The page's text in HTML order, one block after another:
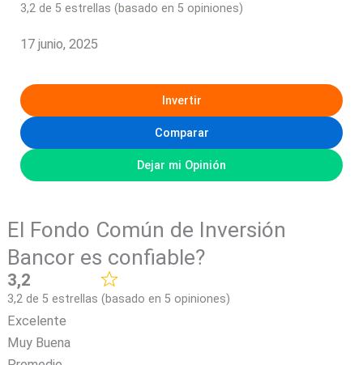
3,2 de 5 estrellas (basado en 5 opiniones)
17 junio, 2025
Invertir
Comparar
Dejar mi Opinión
El Fondo Común de Inversión
Bancor es confiable?
3,2
3,2 de 5 estrellas (basado en 5 opiniones)
Excelente
Muy Buena